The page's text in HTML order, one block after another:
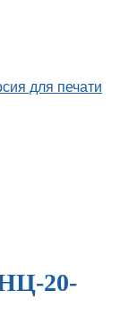
для печати
20-